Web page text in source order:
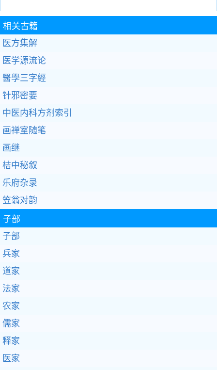
相关古籍
医方集解
医学源流论
醫學三字經
针邪密要
中医内科方剂索引
画禅室随笔
画继
桔中秘叙
乐府杂录
笠翁对韵
子部
子部
兵家
道家
法家
农家
儒家
释家
医家